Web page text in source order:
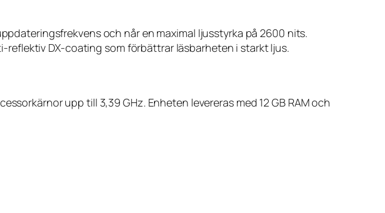
och når en maximal ljusstyrka på 2600 nits.
reflektiv DX-coating som förbättrar läsbarheten i starkt ljus.
upp till 3,39 GHz. Enheten levereras med 12 GB RAM och